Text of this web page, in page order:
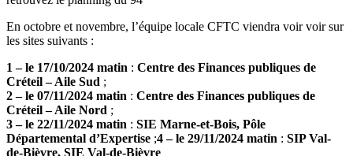
En octobre et novembre, l’équipe locale CFTC viendra voir voir sur
les sites suivants :
1 – le 17/10/2024 matin : Centre des Finances publiques de
Créteil – Aile Sud ;
2 – le 07/11/2024 matin : Centre des Finances publiques de
Créteil – Aile Nord ;
3 – le 22/11/2024 matin : SIE Marne-et-Bois, Pôle
Départemental d’Expertise ;4 – le 29/11/2024 matin : SIP Val-
de-Bièvre, SIE Val-de-Bièvre